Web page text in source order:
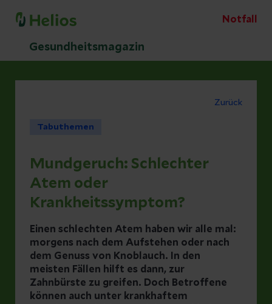
Notfall
Gesundheitsmagazin
Zurück
Tabuthemen
Mundgeruch: Schlechter
Atem oder
Krankheitssymptom?
Einen schlechten Atem haben wir alle mal:
morgens nach dem Aufstehen oder nach
dem Genuss von Knoblauch. In den
meisten Fällen hilft es dann, zur
Zahnbürste zu greifen. Doch Betroffene
können auch unter krankhaftem